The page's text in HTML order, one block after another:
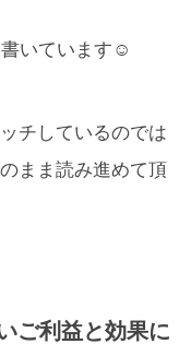
いています☺
チしているのでは
まま読み進めて頂
ご利益と効果に